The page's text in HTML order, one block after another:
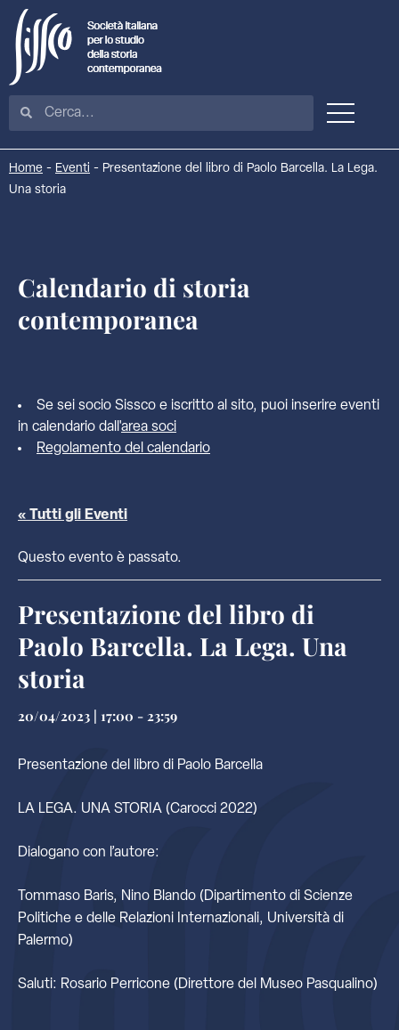
Home - Eventi - Presentazione del libro di Paolo Barcella. La Lega.
Una storia
Calendario di storia
contemporanea
Se sei socio Sissco e iscritto al sito, puoi inserire eventi
in calendario dall'area soci
Regolamento del calendario
« Tutti gli Eventi
Questo evento è passato.
Presentazione del libro di
Paolo Barcella. La Lega. Una
storia
20/04/2023 | 17:00 - 23:59
Presentazione del libro di Paolo Barcella
LA LEGA. UNA STORIA (Carocci 2022)
Dialogano con l’autore:
Tommaso Baris, Nino Blando (Dipartimento di Scienze
Politiche e delle Relazioni Internazionali, Università di
Palermo)
Saluti: Rosario Perricone (Direttore del Museo Pasqualino)